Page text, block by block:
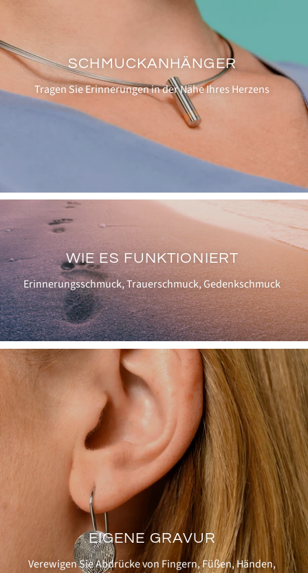
SCHMUCKANHÄNGER
Tragen Sie Erinnerungen in der Nähe Ihres Herzens
WIE ES FUNKTIONIERT
Erinnerungsschmuck, Trauerschmuck, Gedenkschmuck
EIGENE GRAVUR
Verewigen Sie Abdrücke von Fingern, Füßen, Händen,